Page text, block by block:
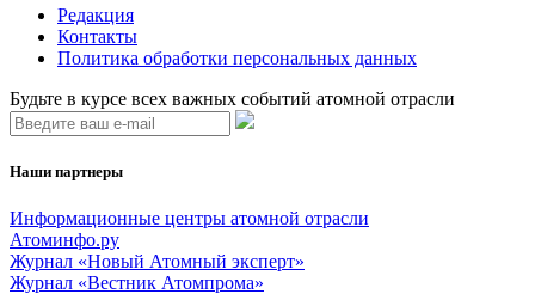
Редакция
Контакты
Политика обработки персональных данных
Будьте в курсе всех важных событий атомной отрасли
Наши партнеры
Информационные центры атомной отрасли
Атоминфо.ру
Журнал «Новый Атомный эксперт»
Журнал «Вестник Атомпрома»